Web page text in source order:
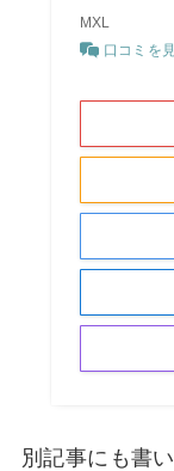
MXL
口コミを
別記事にも書